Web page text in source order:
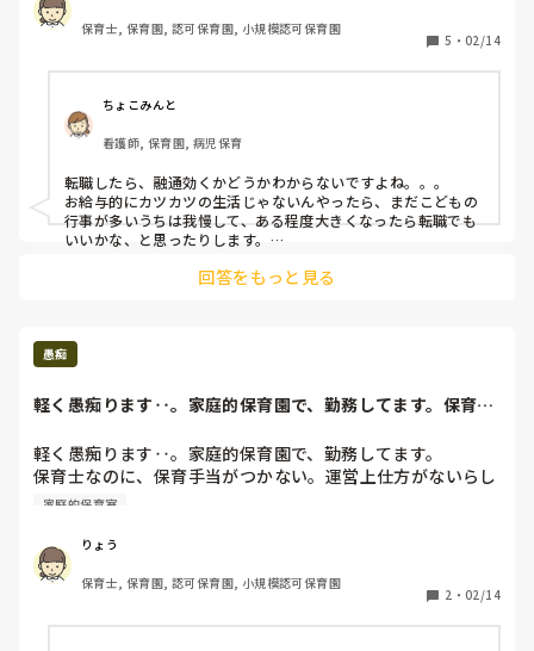
保育士, 保育園, 認可保育園, 小規模認可保育園
5 ・ 02/14
ちょこみんと
看護師, 保育園, 病児保育
転職したら、融通効くかどうかわからないですよね。。。
お給与的にカツカツの生活じゃないんやったら、まだこどもの
行事が多いうちは我慢して、ある程度大きくなったら転職でも
いいかな、と思ったりします。
回答をもっと見る
愚痴
軽く愚痴ります‥。家庭的保育園で、勤務してます。保育士
軽く愚痴ります‥。家庭的保育園で、勤務してます。
保育士なのに、保育手当がつかない。運営上仕方がないらし
いけど‥人間関係、休みはかなり融通きくので、働きやすい
家庭的保育室
りょう
保育士, 保育園, 認可保育園, 小規模認可保育園
2 ・ 02/14